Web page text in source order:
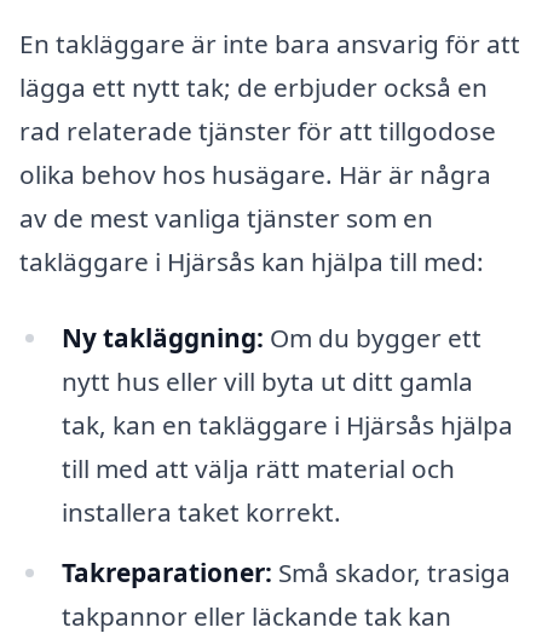
En takläggare är inte bara ansvarig för att
lägga ett nytt tak; de erbjuder också en
rad relaterade tjänster för att tillgodose
olika behov hos husägare. Här är några
av de mest vanliga tjänster som en
takläggare i Hjärsås kan hjälpa till med:
Ny takläggning: Om du bygger ett
nytt hus eller vill byta ut ditt gamla
tak, kan en takläggare i Hjärsås hjälpa
till med att välja rätt material och
installera taket korrekt.
Takreparationer: Små skador, trasiga
takpannor eller läckande tak kan